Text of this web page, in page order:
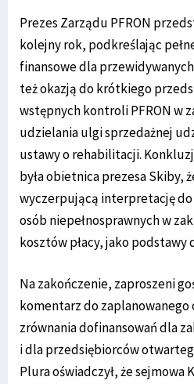
Prezes Zarządu PFRON
kolejny rok, podkreślając
finansowe dla
też okazją do krótkiego
wstępnych kontroli PFRON w
udzielania ulgi sprzedażnej
ustawy o rehabilitacji.
była obietnica prezesa Skiby,
wyczerpującą interpretację do
osób niepełnosprawnych w
kosztów płacy, jako podstawy
Na zakończenie, zaproszeni
komentarz do zaplanowanego
zrównania dofinansowań dla
i dla przedsiębiorców
Plura oświadczył, że sejmowa